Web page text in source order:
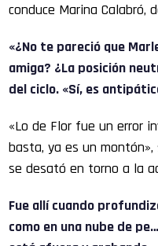
conduce Marina Calabró,
«¿No te pareció que
amiga? ¿La posición
del ciclo. «Sí, es
«Lo de Flor fue un error
basta, ya es un
se desató en torno a la
Fue allí cuando
como en una nube de